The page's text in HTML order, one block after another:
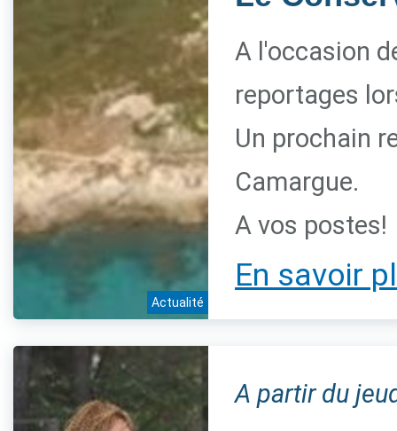
Actualité
A l'occasion
reportages
Un prochain
Camargue.
A vos postes!
En savoir
A partir du